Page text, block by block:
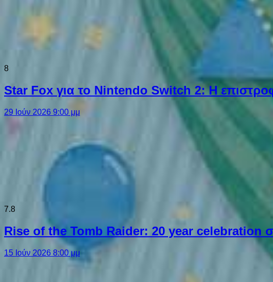
8
Star Fox για το Nintendo Switch 2: Η
29 Ιούν 2026 9:00 μμ
7.8
Rise of the Tomb Raider: 20 year celebration
15 Ιούν 2026 8:00 μμ